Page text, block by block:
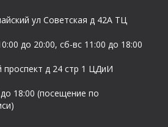
ул Cоветская д 42А ТЦ
до 20:00, сб-вс 11:00 до 18:00
проспект д 24 стр 1 ЦДиИ
18:00 (посещение по